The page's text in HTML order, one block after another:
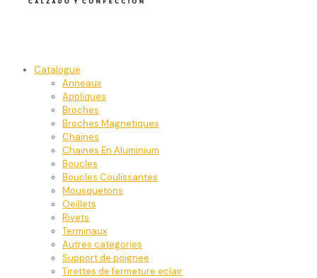
Catalogue
Anneaux
Appliques
Broches
Broches Magnetiques
Chaines
Chaines En Aluminium
Boucles
Boucles Coulissantes
Mousquetons
Oeillets
Rivets
Terminaux
Autres categories
Support de poignee
Tirettes de fermeture eclair